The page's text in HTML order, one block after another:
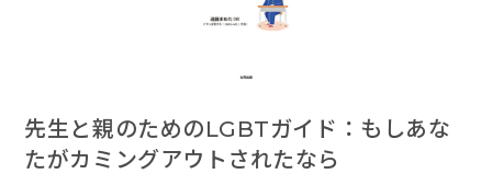
先生と親のためのLGBTガイド：もしあな
たがカミングアウトされたなら